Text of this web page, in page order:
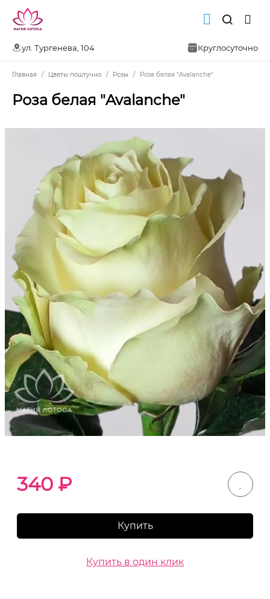
ул. Тургенева, 104 Круглосуточно
Главная Цветы поштучно Розы Роза белая "Avalanche"
Роза белая "Avalanche"
340 ₽
Купить
Купить в один клик